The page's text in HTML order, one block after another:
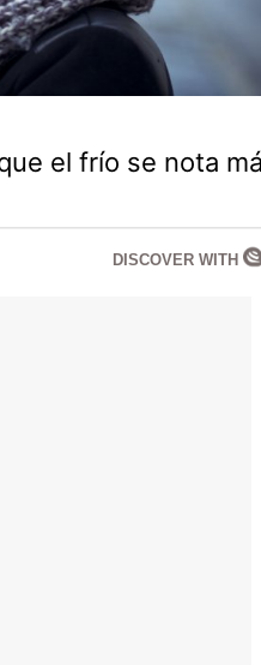
el frío se nota
DISCOVER WITH